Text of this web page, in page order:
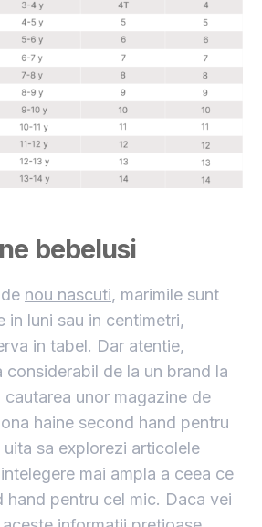
bebelusi
nou nascuti, marimile sunt
in luni sau in centimetri,
in tabel. Dar atentie,
considerabil de la un brand la
unor magazine de
haine second hand pentru
uita sa explorezi articolele
mai ampla a ceea ce
hand pentru cel mic. Daca vei